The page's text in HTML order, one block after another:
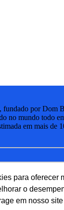
para oferecer
o
em nosso
fundado por Dom
no mundo todo
em mais de
Brasil
Vida